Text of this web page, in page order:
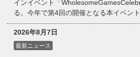
インイベント「
る。今年で第4回の開催となる本イベント
2026年8月7日
最新ニュース